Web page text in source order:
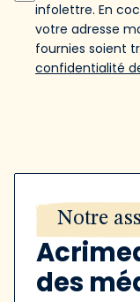
infolettre. En
votre adresse
fournies soient
confidentialité
Notre
des